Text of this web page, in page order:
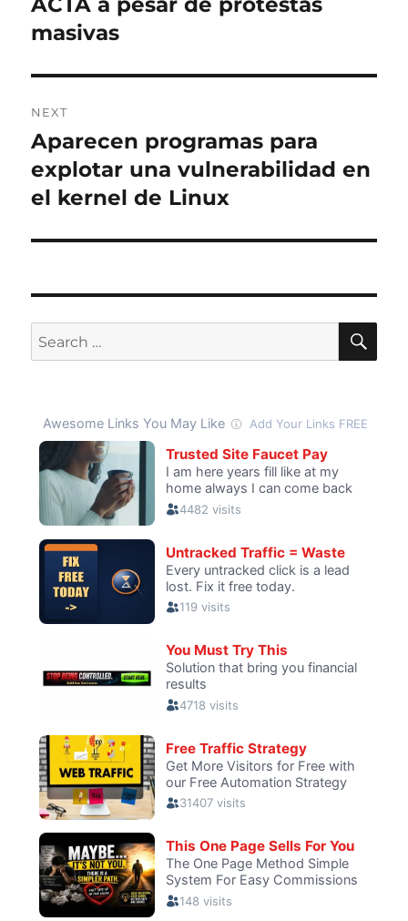
masivas
NEXT
Next
post:
Aparecen programas para
explotar una vulnerabilidad en
el kernel de Linux
Search
for: